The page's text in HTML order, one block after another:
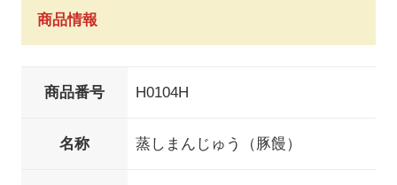
商品情報
商品番号 H0104H
名称 蒸しまんじゅう（豚饅）